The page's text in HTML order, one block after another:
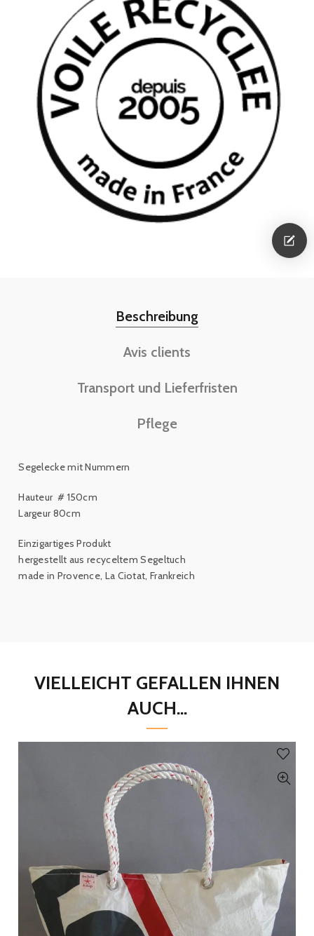
Beschreibung
Avis clients
Transport und Lieferfristen
Pflege
Segelecke mit Nummern
Hauteur # 150cm
Largeur 80cm
Einzigartiges Produkt
hergestellt aus recyceltem Segeltuch
made in Provence, La Ciotat, Frankreich
VIELLEICHT GEFALLEN IHNEN
AUCH...